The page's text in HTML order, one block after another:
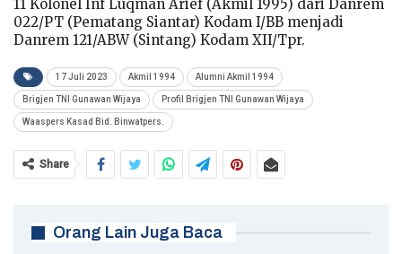
11 Kolonel Inf Luqman Arief (Akmil 1995) dari Danrem
022/PT (Pematang Siantar) Kodam I/BB menjadi
Danrem 121/ABW (Sintang) Kodam XII/Tpr.
17 Juli 2023 Akmil 1994 Alumni Akmil 1994
Brigjen TNI Gunawan Wijaya Profil Brigjen TNI Gunawan Wijaya
Waaspers Kasad Bid. Binwatpers.
Share
Orang Lain Juga Baca